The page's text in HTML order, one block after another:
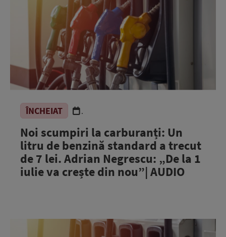
ÎNCHEIAT .
Noi scumpiri la carburanți: Un
litru de benzină standard a trecut
de 7 lei. Adrian Negrescu: „De la 1
iulie va crește din nou”| AUDIO